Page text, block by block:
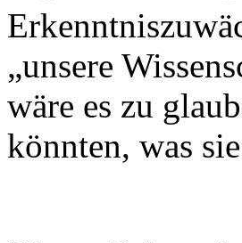
„unsere
wäre es zu
könnten, was